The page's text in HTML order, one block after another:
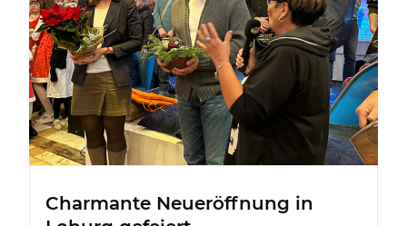
Essen & Trinken
Sport
ERDBEEREN
URLAUB
Charmante Neueröffnung in